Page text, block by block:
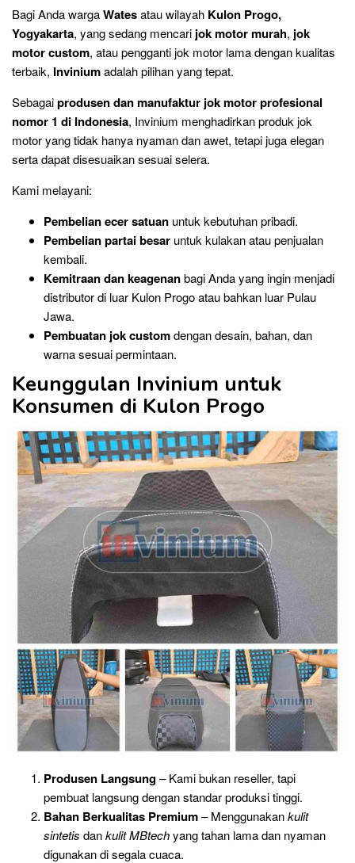
Bagi Anda wargaWatesatau wilayah Kulon Progo,
Yogyakarta, yang sedang mencari jok motor murah, jok
motor custom, atau pengganti jok motor lama dengan kualitas
terbaik, Inviniumadalah pilihan yang tepat.
Sebagaiprodusen dan manufaktur jok motor profesional
nomor 1 di Indonesia, Invinium menghadirkan produk jok
motor yang tidak hanya nyaman dan awet, tetapi juga elegan
serta dapat disesuaikan sesuai selera.
Kami melayani:
Pembelian ecer satuan untuk kebutuhan pribadi.
Pembelian partai besar untuk kulakan atau penjualan
kembali.
Kemitraan dan keagenanbagi Anda yang ingin menjadi
distributor di luar Kulon Progo atau bahkan luar Pulau
Jawa.
Pembuatan jok customdengan desain, bahan, dan
warna sesuai permintaan.
Keunggulan Invinium untuk
Konsumen di Kulon Progo
Produsen Langsung– Kami bukan reseller, tapi
pembuat langsung dengan standar produksi tinggi.
Bahan Berkualitas Premium– Menggunakankulit
sintetis dankulit MBtechyang tahan lama dan nyaman
digunakan di segala cuaca.